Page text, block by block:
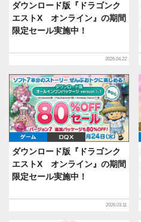
ダウンロード版『ドラゴンク
エストX オンライン』の期間
限定セール実施中！
2026.04.22
ゲーム DQX
ダウンロード版『ドラゴンク
エストX オンライン』の期間
限定セール実施中！
2026.03.11